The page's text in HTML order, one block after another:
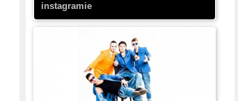
TEDE & SIR MICH - KICKDOWN /
DISCO NOIR
instagramie